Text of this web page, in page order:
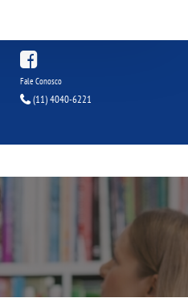
Fale Conosco
(11) 4040-6221